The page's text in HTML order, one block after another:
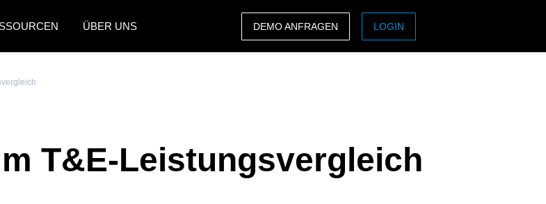
ÜBER UNS
(Français) Deutschland (Deutsch) 日本（日本語)
DEMO ANFRAGEN LOGIN
T&E-Leistungsvergleich